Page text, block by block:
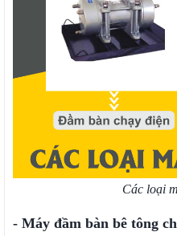
Các loại
- Máy đầm bàn bê tông